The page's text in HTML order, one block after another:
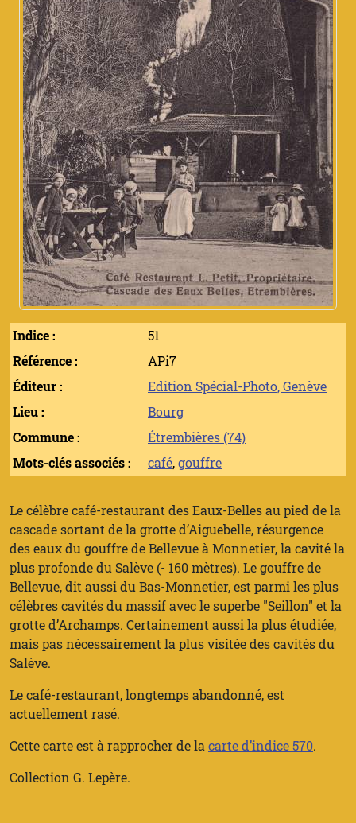
Indice :
51
Référence :
APi7
Éditeur :
Edition Spécial-Photo, Genève
Lieu :
Bourg
Commune :
Étrembières (74)
Mots-clés associés :
café,gouffre
Le célèbre café-restaurant des Eaux-Belles au pied de la
cascade sortant de la grotte d’Aiguebelle, résurgence
des eaux du gouffre de Bellevue à Monnetier, la cavité la
plus profonde du Salève (- 160 mètres). Le gouffre de
Bellevue, dit aussi du Bas-Monnetier, est parmi les plus
célèbres cavités du massif avec le superbe "Seillon" et la
grotte d’Archamps. Certainement aussi la plus étudiée,
mais pas nécessairement la plus visitée des cavités du
Salève.
Le café-restaurant, longtemps abandonné, est
actuellement rasé.
Cette carte est à rapprocher de la carte d’indice 570.
Collection G. Lepère.